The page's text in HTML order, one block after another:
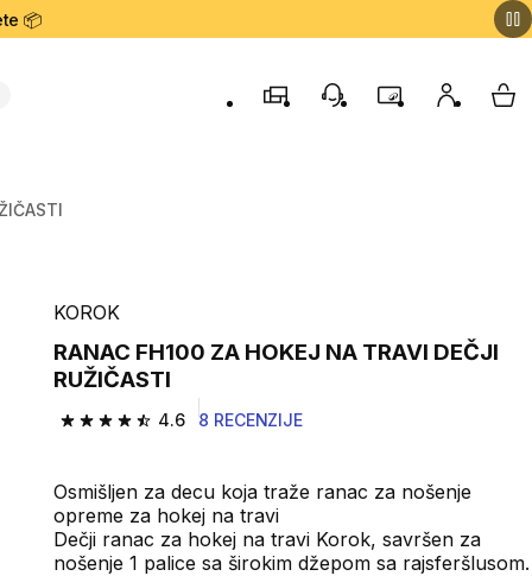
📦
ProdavniceKorisnička podrška
ProgramMoj nalogMy
KOROK
RANAC FH100 ZA HOKEJ NA TRAVI DEČJI
RUŽIČASTI
4.6
4.6 od 5 zvezdica from 8 Recenzije
8 RECENZIJE
Osmišljen za decu koja traže ranac za nošenje
opreme za hokej na travi
Dečji ranac za hokej na travi Korok, savršen za
nošenje 1 palice sa širokim džepom sa rajsferšlusom.